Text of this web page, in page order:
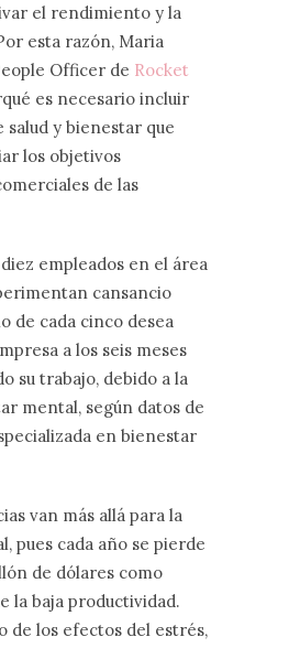
el rendimiento y la
esta razón, Maria
Officer de Rocket
es necesario incluir
salud y bienestar que
los objetivos
de las
empleados en el área
cansancio
de cada cinco desea
a los seis meses
su trabajo, debido a la
mental, según datos de
en bienestar
van más allá para la
pues cada año se pierde
de dólares como
la baja productividad.
de los efectos del estrés,